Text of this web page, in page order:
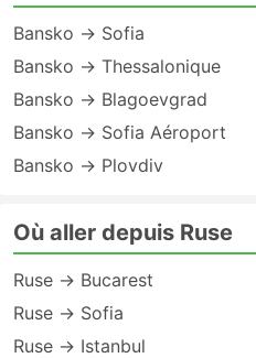
Bansko → Sofia
Bansko → Thessalonique
Bansko → Blagoevgrad
Bansko → Sofia Aéroport
Bansko → Plovdiv
Où aller depuis Ruse
Ruse → Bucarest
Ruse → Sofia
Ruse → Istanbul